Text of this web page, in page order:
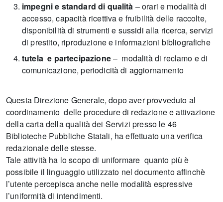
impegni e standard di qualità – orari e modalità di
accesso, capacità ricettiva e fruibilità delle raccolte,
disponibilità di strumenti e sussidi alla ricerca, servizi
di prestito, riproduzione e informazioni bibliografiche
tutela e partecipazione– modalità di reclamo e di
comunicazione, periodicità di aggiornamento
Questa Direzione Generale, dopo aver provveduto al
coordinamento delle procedure di redazione e attivazione
della carta della qualità dei Servizi presso le 46
Biblioteche Pubbliche Statali, ha effettuato una verifica
redazionale delle stesse.
Tale attività ha lo scopo di uniformare quanto più è
possibile il linguaggio utilizzato nel documento affinchè
l’utente percepisca anche nelle modalità espressive
l’uniformità di intendimenti.